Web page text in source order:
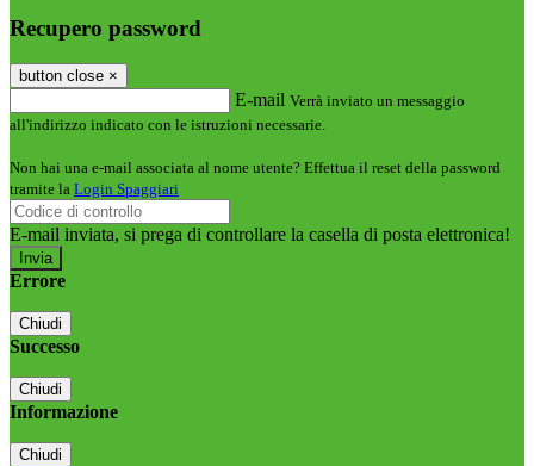
Recupero password
button close ×
E-mail Verrà inviato un messaggio
all'indirizzo indicato con le istruzioni necessarie.
Non hai una e-mail associata al nome utente? Effettua il reset della password
tramite la Login Spaggiari
E-mail inviata, si prega di controllare la casella di posta elettronica!
Errore
Chiudi
Successo
Chiudi
Informazione
Chiudi